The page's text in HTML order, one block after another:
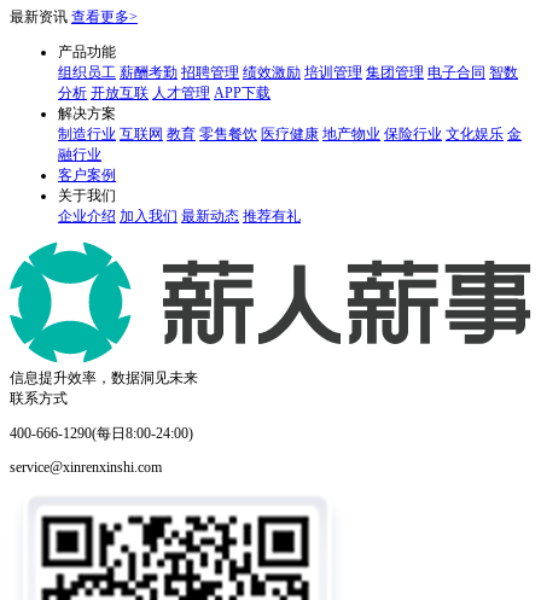
最新资讯 查看更多>
产品功能
组织员工 薪酬考勤 招聘管理 绩效激励 培训管理 集团管理 电子合同 智数
分析 开放互联 人才管理 APP下载
解决方案
制造行业 互联网 教育 零售餐饮 医疗健康 地产物业 保险行业 文化娱乐 金
融行业
客户案例
关于我们
企业介绍 加入我们 最新动态 推荐有礼
信息提升效率，数据洞见未来
联系方式
400-666-1290(每日8:00-24:00)
service@xinrenxinshi.com